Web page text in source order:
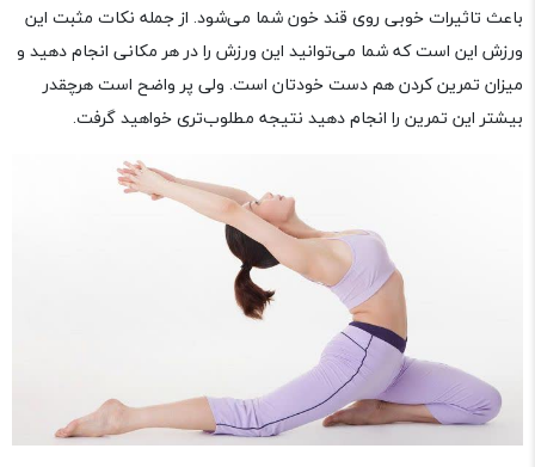
باعث تاثیرات خوبی روی قند خون شما می‌شود. از جمله نکات مثبت این
ورزش این است که شما می‌توانید این ورزش را در هر مکانی انجام دهید و
میزان تمرین کردن هم دست خودتان است. ولی پر واضح است هرچقدر
بیشتر این تمرین را انجام دهید نتیجه مطلوب‌تری خواهید گرفت.